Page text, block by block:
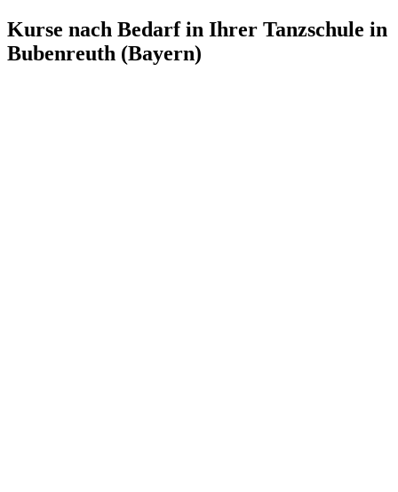
Kurse nach Bedarf in Ihrer Tanzschule in
Bubenreuth (Bayern)